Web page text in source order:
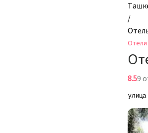
/
Отели
8.59
улица